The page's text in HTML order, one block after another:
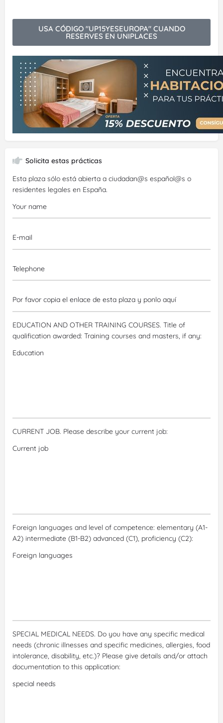
USA CÓDIGO "UP15YESEUROPA" CUANDO
RESERVES EN UNIPLACES
Solicita estas prácticas
Esta plaza sólo está abierta a ciudadan@s español@s o
residentes legales en España.
EDUCATION AND OTHER TRAINING COURSES. Title of
qualification awarded: Training courses and masters, if any:
CURRENT JOB. Please describe your current job:
Foreign languages and level of competence: elementary (A1-
A2) intermediate (B1-B2) advanced (C1), proficiency (C2):
SPECIAL MEDICAL NEEDS. Do you have any specific medical
needs (chronic illnesses and specific medicines, allergies, food
intolerance, disability, etc.)? Please give details and/or attach
documentation to this application: